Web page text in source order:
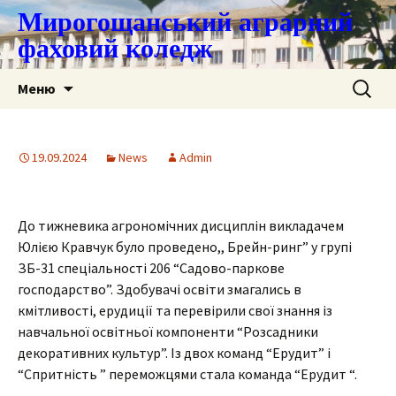
Мирогощанський аграрний
фаховий коледж
Меню Пошук:
19.09.2024 News Admin
До тижневика агрономічних дисциплін викладачем
Юлією Кравчук було проведено,, Брейн-ринг” у групі
ЗБ-31 спеціальності 206 “Садово-паркове
господарство”. Здобувачі освіти змагались в
кмітливості, ерудиції та перевірили свої знання із
навчальної освітньої компоненти “Розсадники
декоративних культур”. Із двох команд “Ерудит” і
“Спритність ” переможцями стала команда “Ерудит “.